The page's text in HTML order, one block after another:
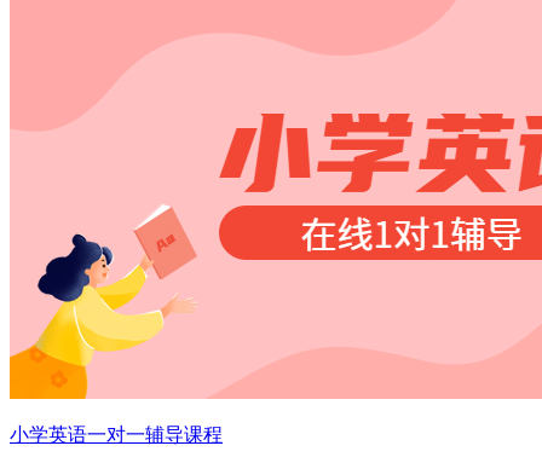
小学英语一对一辅导课程